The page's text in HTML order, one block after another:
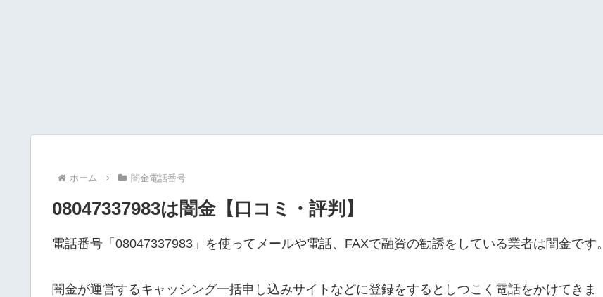
ホーム 闇金電話番号
08047337983は闇金【口コミ・評判】
電話番号「08047337983」を使ってメールや電話、FAXで融資の勧誘をしている業者は闇金です。
闇金が運営するキャッシング一括申し込みサイトなどに登録をするとしつこく電話をかけてきま